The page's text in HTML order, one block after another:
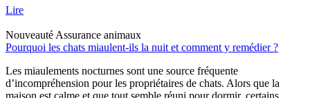
Lire
Nouveauté Assurance animaux
Pourquoi les chats miaulent-ils la nuit et comment y remédier ?
Les miaulements nocturnes sont une source fréquente
d’incompréhension pour les propriétaires de chats. Alors que la
maison est calme et que tout semble réuni pour dormir, certains